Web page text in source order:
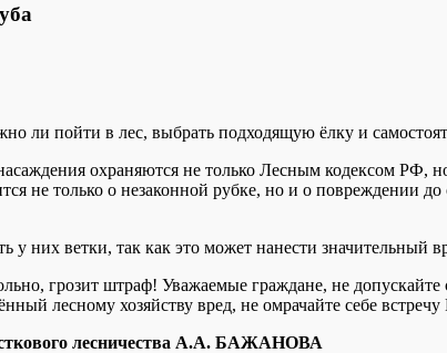
ли пойти в лес, выбрать подходящую ёлку и
охраняются не только Лесным кодексом РФ,
не только о незаконной рубке, но и о повреждении
них ветки, так как это может нанести значительный
грозит штраф! Уважаемые граждане, не
лесному хозяйству вред, не омрачайте себе
лесничества А.А. БАЖАНОВА